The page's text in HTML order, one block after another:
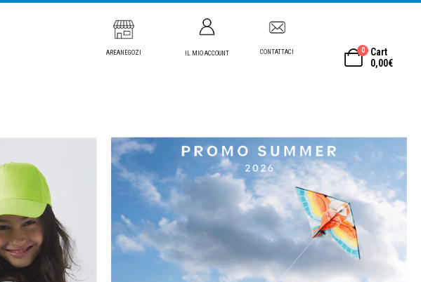
AREANEGOZI IL MIO ACCOUNT CONTATTACI 0
Cart
0,00€